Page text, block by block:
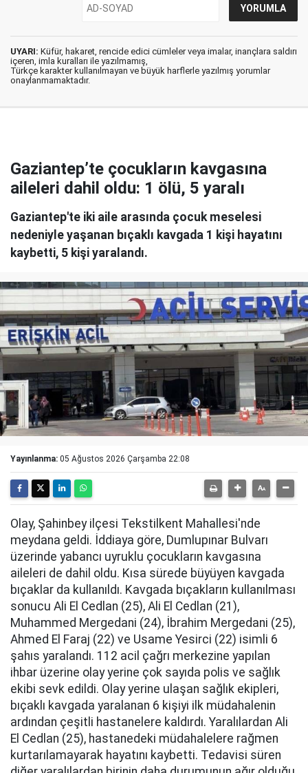
UYARI: Küfür, hakaret, rencide edici cümleler veya imalar, inançlara saldırı
içeren, imla kuralları ile yazılmamış,
Türkçe karakter kullanılmayan ve büyük harflerle yazılmış yorumlar
onaylanmamaktadır.
Gaziantep’te çocukların kavgasına
aileleri dahil oldu: 1 ölü, 5 yaralı
Gaziantep'te iki aile arasında çocuk meselesi
nedeniyle yaşanan bıçaklı kavgada 1 kişi hayatını
kaybetti, 5 kişi yaralandı.
Yayınlanma: 05 Ağustos 2026 Çarşamba 22:08
Olay, Şahinbey ilçesi Tekstilkent Mahallesi'nde
meydana geldi. İddiaya göre, Dumlupınar Bulvarı
üzerinde yabancı uyruklu çocukların kavgasına
aileleri de dahil oldu. Kısa sürede büyüyen kavgada
bıçaklar da kullanıldı. Kavgada bıçakların kullanılması
sonucu Ali El Cedlan (25), Ali El Cedlan (21),
Muhammed Mergedani (24), İbrahim Mergedani (25),
Ahmed El Faraj (22) ve Usame Yesirci (22) isimli 6
şahıs yaralandı. 112 acil çağrı merkezine yapılan
ihbar üzerine olay yerine çok sayıda polis ve sağlık
ekibi sevk edildi. Olay yerine ulaşan sağlık ekipleri,
bıçaklı kavgada yaralanan 6 kişiyi ilk müdahalenin
ardından çeşitli hastanelere kaldırdı. Yaralılardan Ali
El Cedlan (25), hastanedeki müdahalelere rağmen
kurtarılamayarak hayatını kaybetti. Tedavisi süren